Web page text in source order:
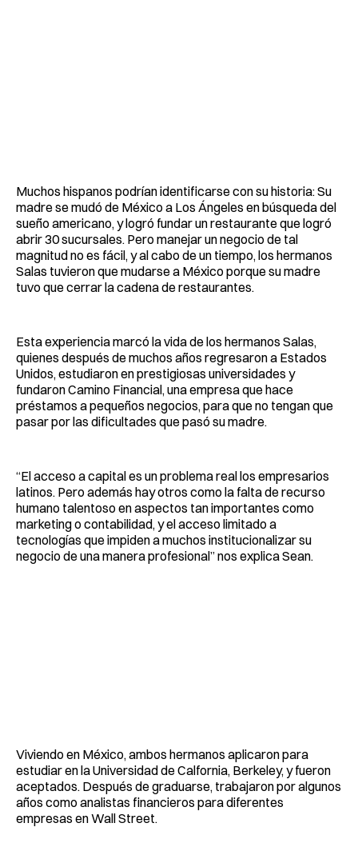
Muchos hispanos podrían identificarse con su historia: Su
madre se mudó de México a Los Ángeles en búsqueda del
sueño americano, y logró fundar un restaurante que logró
abrir 30 sucursales. Pero manejar un negocio de tal
magnitud no es fácil, y al cabo de un tiempo, los hermanos
Salas tuvieron que mudarse a México porque su madre
tuvo que cerrar la cadena de restaurantes.
Esta experiencia marcó la vida de los hermanos Salas,
quienes después de muchos años regresaron a Estados
Unidos, estudiaron en prestigiosas universidades y
fundaron Camino Financial, una empresa que hace
préstamos a pequeños negocios, para que no tengan que
pasar por las dificultades que pasó su madre.
“El acceso a capital es un problema real los empresarios
latinos. Pero además hay otros como la falta de recurso
humano talentoso en aspectos tan importantes como
marketing o contabilidad, y el acceso limitado a
tecnologías que impiden a muchos institucionalizar su
negocio de una manera profesional” nos explica Sean.
Viviendo en México, ambos hermanos aplicaron para
estudiar en la Universidad de Calfornia, Berkeley, y fueron
aceptados. Después de graduarse, trabajaron por algunos
años como analistas financieros para diferentes
empresas en Wall Street.